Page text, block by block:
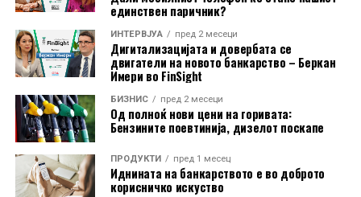
единствен паричник?
ИНТЕРВЈУА пред 2 месеци
Дигитализацијата и довербата се
двигатели на новото банкарство – Беркан
Имери во FinSight
БИЗНИС пред 2 месеци
Од полноќ нови цени на горивата:
Бензините поевтинија, дизелот поскапе
ПРОДУКТИ пред 1 месец
Иднината на банкарството е во доброто
корисничко искуство